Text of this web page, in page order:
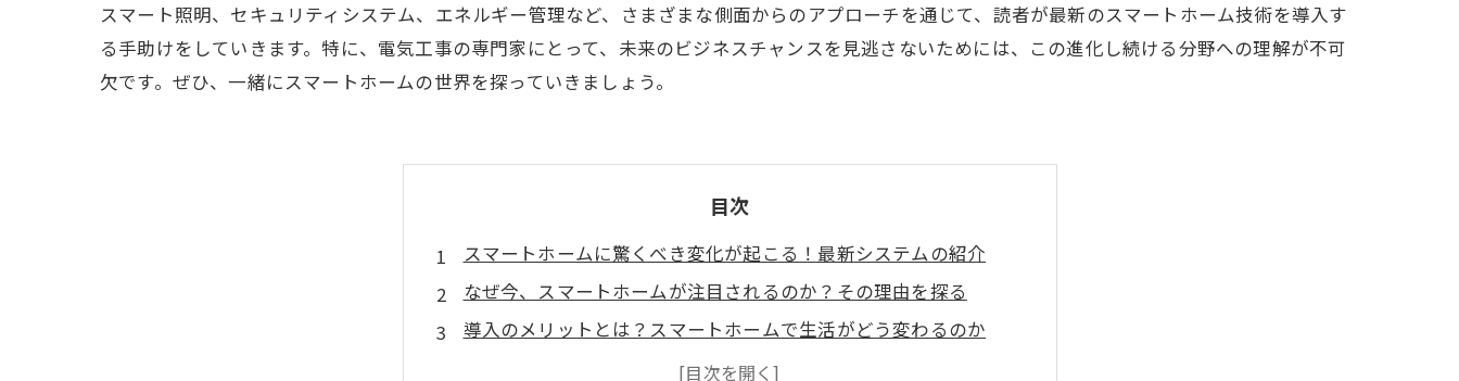
スマート照明、セキュリティシステム、エネルギー管理など、さまざまな側面からのアプローチを通じて、読者が最新のスマートホーム技術を導入す
る手助けをしていきます。特に、電気工事の専門家にとって、未来のビジネスチャンスを見逃さないためには、この進化し続ける分野への理解が不可
欠です。ぜひ、一緒にスマートホームの世界を探っていきましょう。
目次
スマートホームに驚くべき変化が起こる！最新システムの紹介
なぜ今、スマートホームが注目されるのか？その理由を探る
導入のメリットとは？スマートホームで生活がどう変わるのか
スマート照明からセキュリティまで！多彩な機能のススメ